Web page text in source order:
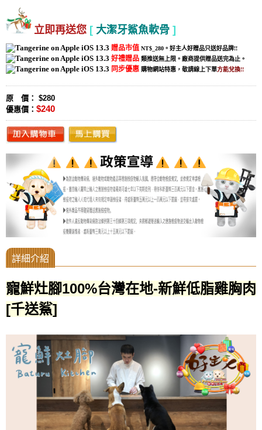
立即再送您 [ 大潔牙鯊魚軟骨 ]
贈品市值 NT$_280。好主人好贈品只送好品牌!!
好禮贈品 類推送無上限。廠商提供贈品送完為止。
同步優惠 購物網站特惠，敬請線上下單方能兌換!!
原 價： $280
優惠價： $240
寵鮮灶腳100%台灣在地-新鮮低脂雞胸肉
[千送鯊]